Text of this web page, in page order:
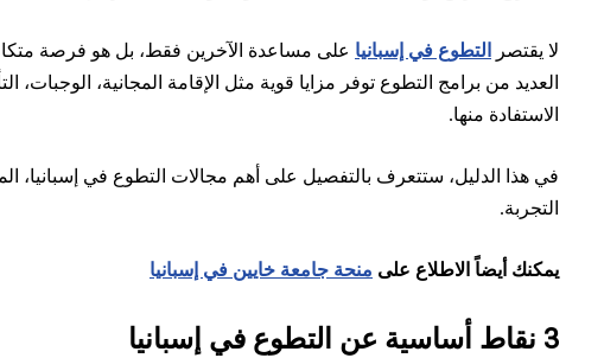
لا يقتصر التطوع في إسبانيا على مساعدة الآخرين فقط، بل هو فرصة
العديد من برامج التطوع توفر مزايا قوية مثل الإقامة المجانية،
الاستفادة منها.
في هذا الدليل، ستتعرف بالتفصيل على أهم مجالات التطوع في إسبانيا،
التجربة.
يمكنك أيضاً الاطلاع على منحة جامعة خايين في إسبانيا
3 نقاط أساسية عن التطوع في إسبانيا